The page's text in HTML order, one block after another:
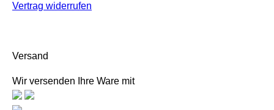
Vertrag widerrufen
Versand
Wir versenden Ihre Ware mit